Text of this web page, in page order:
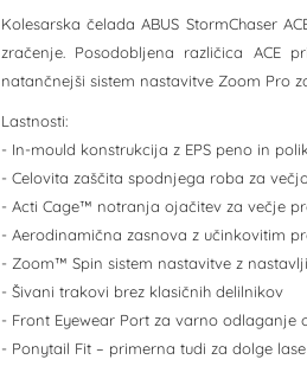
Kolesarska čelada ABUS StormChaser
zračenje. Posodobljena različica ACE
natančnejši sistem nastavitve Zoom Pro
Lastnosti:
- In-mould konstrukcija z EPS peno in
- Celovita zaščita spodnjega roba za
- Acti Cage™ notranja ojačitev za večje
- Aerodinamična zasnova z učinkovitim
- Zoom™ Spin sistem nastavitve z
- Šivani trakovi brez klasičnih delilnikov
- Front Eyewear Port za varno odlaganje
- Ponytail Fit – primerna tudi za dolge lase